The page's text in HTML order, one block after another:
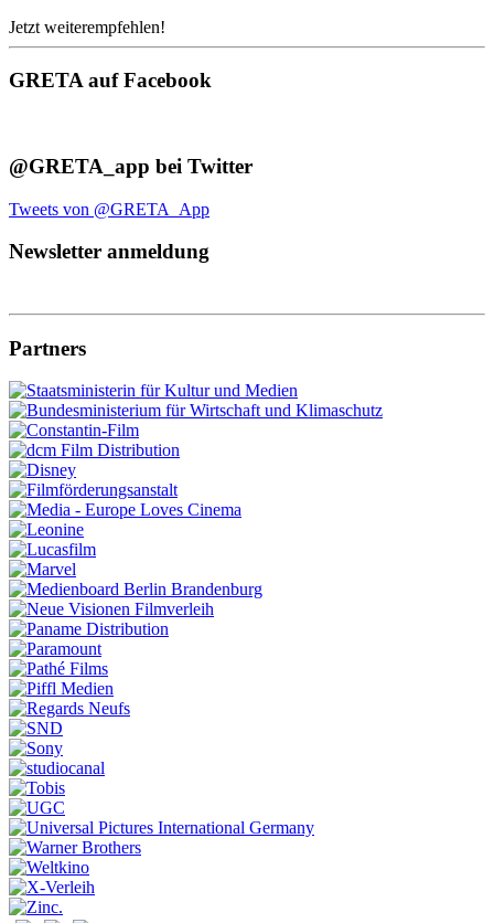
Jetzt weiterempfehlen!
GRETA auf Facebook
@GRETA_app bei Twitter
Tweets von @GRETA_App
Newsletter anmeldung
Partners